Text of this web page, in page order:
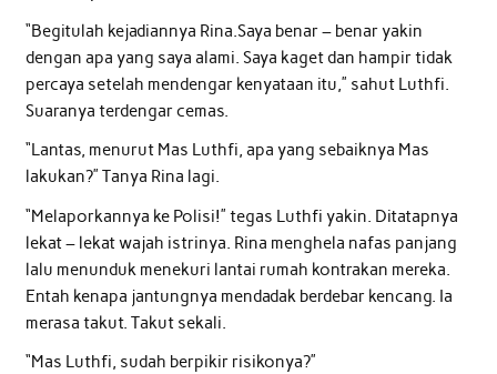
“Begitulah kejadiannya Rina.Saya benar – benar yakin
dengan apa yang saya alami. Saya kaget dan hampir tidak
percaya setelah mendengar kenyataan itu,” sahut Luthfi.
Suaranya terdengar cemas.
“Lantas, menurut Mas Luthfi, apa yang sebaiknya Mas
lakukan?” Tanya Rina lagi.
“Melaporkannya ke Polisi!” tegas Luthfi yakin. Ditatapnya
lekat – lekat wajah istrinya. Rina menghela nafas panjang
lalu menunduk menekuri lantai rumah kontrakan mereka.
Entah kenapa jantungnya mendadak berdebar kencang. Ia
merasa takut. Takut sekali.
“Mas Luthfi, sudah berpikir risikonya?”